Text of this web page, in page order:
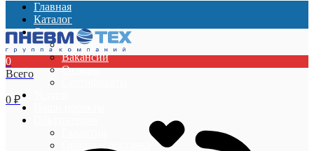
Главная
Каталог
О компании
О компании
Вакансии
Отзывы
0
Всего
0 ₽